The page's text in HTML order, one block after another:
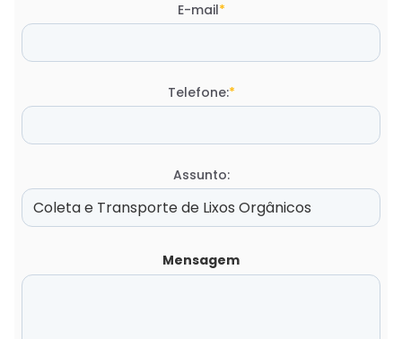
E-mail*
Telefone:*
Assunto:
Mensagem